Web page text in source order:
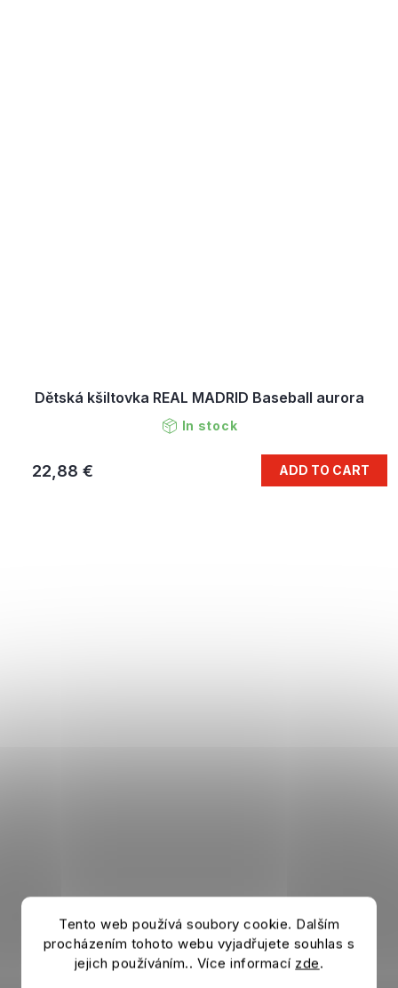
Tento web používá soubory cookie. Dalším
procházením tohoto webu vyjadřujete souhlas s
jejich používáním.. Více informací zde.
Dětská kšiltovka REAL MADRID Baseball aurora
In stock
22,88 € ADD TO CART